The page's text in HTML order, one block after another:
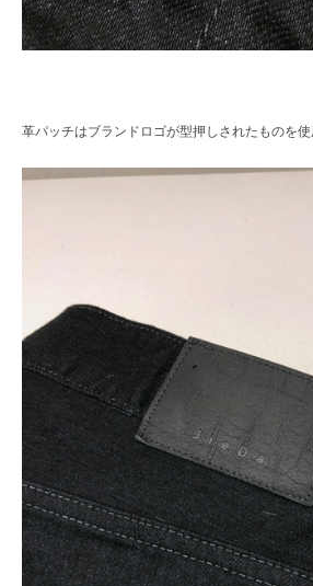
革パッチはブランドロゴが型押しされたものを使